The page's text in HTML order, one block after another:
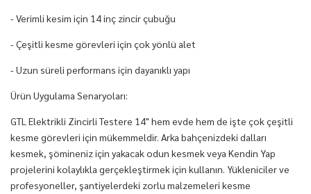
- Verimli kesim için 14 inç zincir çubuğu
- Çeşitli kesme görevleri için çok yönlü alet
- Uzun süreli performans için dayanıklı yapı
Ürün Uygulama Senaryoları:
GTL Elektrikli Zincirli Testere 14" hem evde hem de işte çok çeşitli
kesme görevleri için mükemmeldir. Arka bahçenizdeki dalları
kesmek, şömineniz için yakacak odun kesmek veya Kendin Yap
projelerini kolaylıkla gerçekleştirmek için kullanın. Yükleniciler ve
profesyoneller, şantiyelerdeki zorlu malzemeleri kesme